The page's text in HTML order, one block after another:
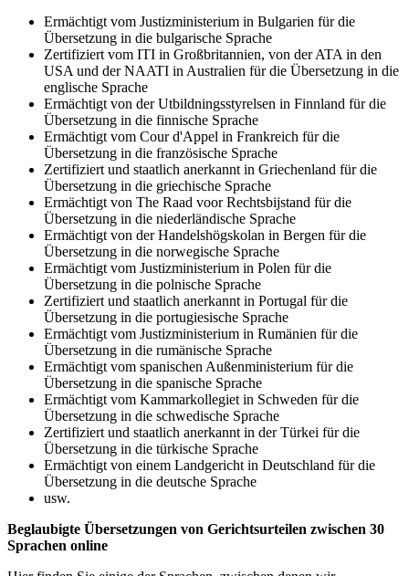
Ermächtigt vom Justizministerium in Bulgarien für die
Übersetzung in die bulgarische Sprache
Zertifiziert vom ITI in Großbritannien, von der ATA in den
USA und der NAATI in Australien für die Übersetzung in die
englische Sprache
Ermächtigt von der Utbildningsstyrelsen in Finnland für die
Übersetzung in die finnische Sprache
Ermächtigt vom Cour d'Appel in Frankreich für die
Übersetzung in die französische Sprache
Zertifiziert und staatlich anerkannt in Griechenland für die
Übersetzung in die griechische Sprache
Ermächtigt von The Raad voor Rechtsbijstand für die
Übersetzung in die niederländische Sprache
Ermächtigt von der Handelshögskolan in Bergen für die
Übersetzung in die norwegische Sprache
Ermächtigt vom Justizministerium in Polen für die
Übersetzung in die polnische Sprache
Zertifiziert und staatlich anerkannt in Portugal für die
Übersetzung in die portugiesische Sprache
Ermächtigt vom Justizministerium in Rumänien für die
Übersetzung in die rumänische Sprache
Ermächtigt vom spanischen Außenministerium für die
Übersetzung in die spanische Sprache
Ermächtigt vom Kammarkollegiet in Schweden für die
Übersetzung in die schwedische Sprache
Zertifiziert und staatlich anerkannt in der Türkei für die
Übersetzung in die türkische Sprache
Ermächtigt von einem Landgericht in Deutschland für die
Übersetzung in die deutsche Sprache
usw.
Beglaubigte Übersetzungen von Gerichtsurteilen zwischen 30
Sprachen online